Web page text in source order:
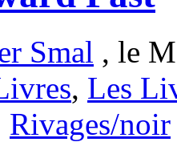
Smal , le
, Les
Rivages/noir